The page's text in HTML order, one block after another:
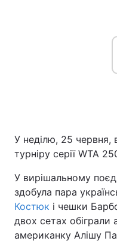
У неділю, 25 червня,
турніру серії WTA
У вирішальному
здобула пара
Костюк і чешки
двох сетах обіграли
американку Алішу